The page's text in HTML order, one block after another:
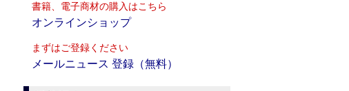
書籍、電子商材の購入はこちら
オンラインショップ
まずはご登録ください
メールニュース 登録（無料）